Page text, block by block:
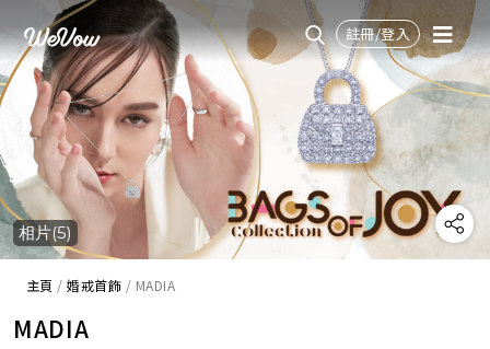
註冊/登入
相片(5)
主頁 /婚戒首飾 / MADIA
MADIA